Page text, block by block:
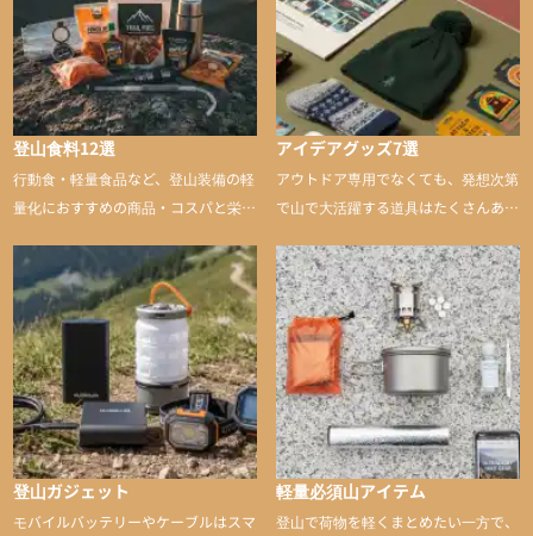
登山食料12選
行動食・軽量食品など、登山装備の軽
量化におすすめの商品・コスパと栄養
アイデアグッズ7選
アウトドア専用でなくても、発想次第
で山で大活躍する道具はたくさんあり
山に持ち込むと快適性や安心感をグッ
と引き上げてくれる――そんな意外性
のあるアイテムを紹介
登山ガジェット
モバイルバッテリーやケーブルはスマ
軽量必須山アイテム
登山で荷物を軽くまとめたい一方で、